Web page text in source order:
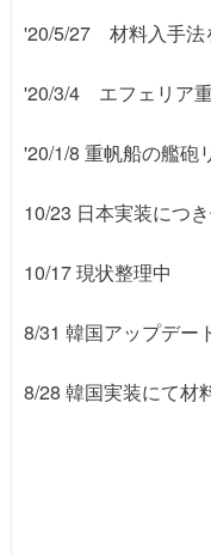
'20/5/27 材料入手法
'20/3/4 エフェリア
'20/1/8 重帆船の艦砲
10/23 日本実装につ
10/17 現状整理中
8/31 韓国アップデー
8/28 韓国実装にて材